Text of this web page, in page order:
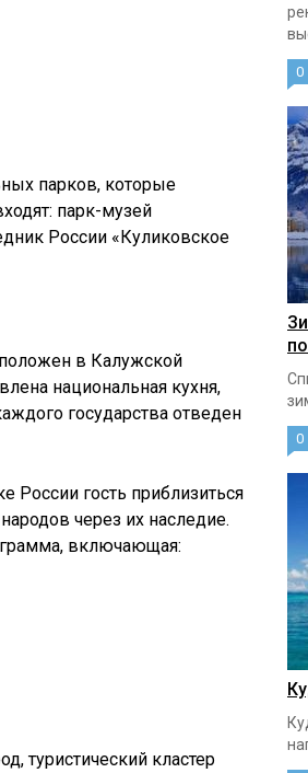
парков, которые
парк-музей
России «Куликовское
в Калужской
национальная кухня,
государства отведен
России гость приблизиться
через их наследие.
включающая:
туристический кластер
0
0